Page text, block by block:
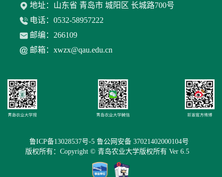
地址：山东省 青岛市 城阳区 长城路700号
电话：0532-58957222
邮编：266109
邮箱：xwzx@qau.edu.cn
鲁ICP备13028537号-5 鲁公网安备 37021402000104号
版权所有：Copyright © 青岛农业大学版权所有 Ver 6.5